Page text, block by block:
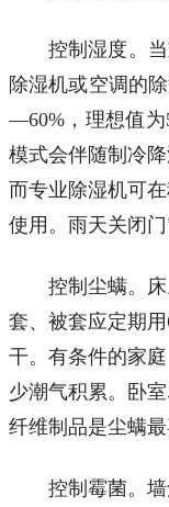
控制湿度。
除湿机或空调的
—60%，理想值为
模式会伴随制冷
而专业除湿机可
使用。雨天关闭门
控制尘螨。
套、被套应定期
干。有条件的家
少潮气积累。卧
纤维制品是尘螨最
控制霉菌。